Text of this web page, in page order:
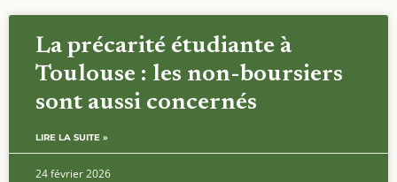
La précarité étudiante à
Toulouse : les non-boursiers
sont aussi concernés
LIRE LA SUITE »
24 février 2026